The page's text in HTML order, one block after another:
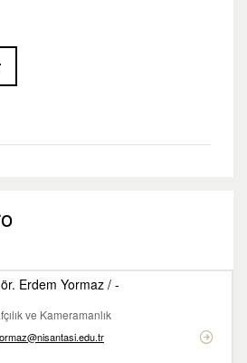
Erdem Yormaz / -
ve Kameramanlık